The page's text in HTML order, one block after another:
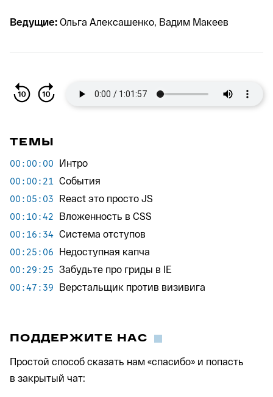
Ведущие: Ольга Алексашенко, Вадим Макеев
ТЕМЫ
00:00:00 Интро
00:00:21 События
00:05:03 React это просто JS
00:10:42 Вложенность в CSS
00:16:34 Система отступов
00:25:06 Недоступная капча
00:29:25 Забудьте про гриды в IE
00:47:39 Верстальщик против визивига
ПОДДЕРЖИТЕ НАС
Простой способ сказать нам «спасибо» и попасть
в закрытый чат: